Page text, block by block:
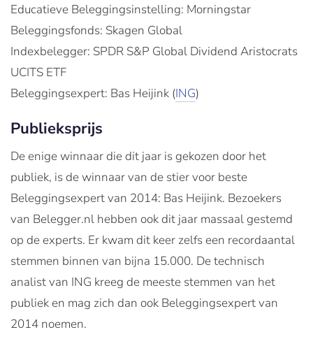
Educatieve Beleggingsinstelling: Morningstar
Beleggingsfonds: Skagen Global
Indexbelegger: SPDR S&P Global Dividend Aristocrats
UCITS ETF
Beleggingsexpert: Bas Heijink (ING)
Publieksprijs
De enige winnaar die dit jaar is gekozen door het
publiek, is de winnaar van de stier voor beste
Beleggingsexpert van 2014: Bas Heijink. Bezoekers
van Belegger.nl hebben ook dit jaar massaal gestemd
op de experts. Er kwam dit keer zelfs een recordaantal
stemmen binnen van bijna 15.000. De technisch
analist van ING kreeg de meeste stemmen van het
publiek en mag zich dan ook Beleggingsexpert van
2014 noemen.